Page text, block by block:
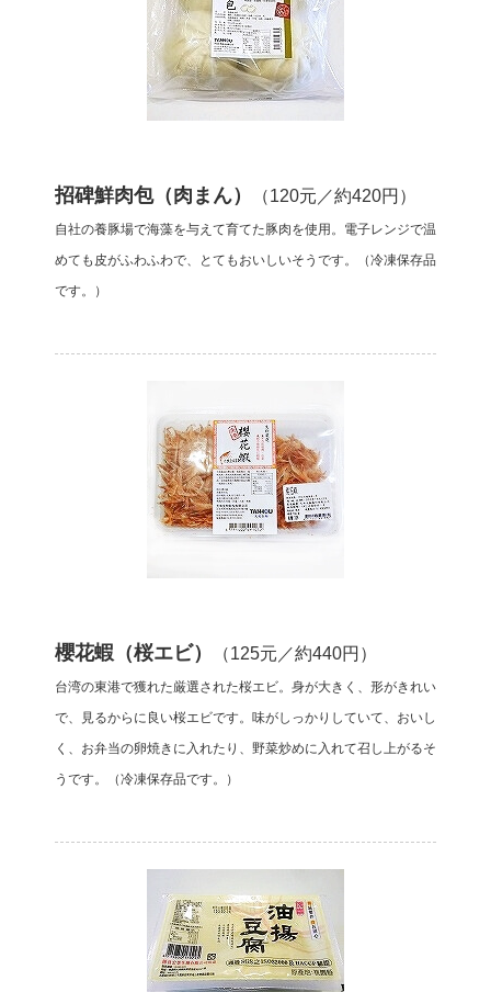
招碑鮮肉包（肉まん） （120元／約420円）
自社の養豚場で海藻を与えて育てた豚肉を使用。電子レンジで温
めても皮がふわふわで、とてもおいしいそうです。（冷凍保存品
です。）
櫻花蝦（桜エビ） （125元／約440円）
台湾の東港で獲れた厳選された桜エビ。身が大きく、形がきれい
で、見るからに良い桜エビです。味がしっかりしていて、おいし
く、お弁当の卵焼きに入れたり、野菜炒めに入れて召し上がるそ
うです。（冷凍保存品です。）